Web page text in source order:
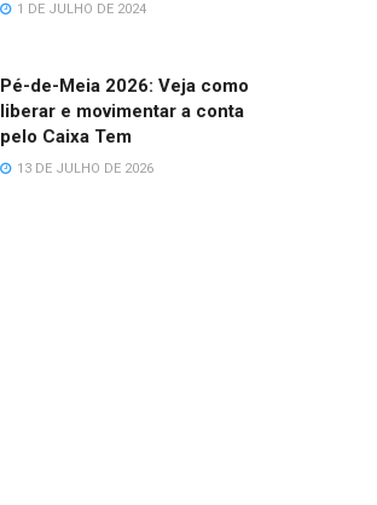
1 DE JULHO DE 2024
Pé-de-Meia 2026: Veja como
liberar e movimentar a conta
pelo Caixa Tem
13 DE JULHO DE 2026